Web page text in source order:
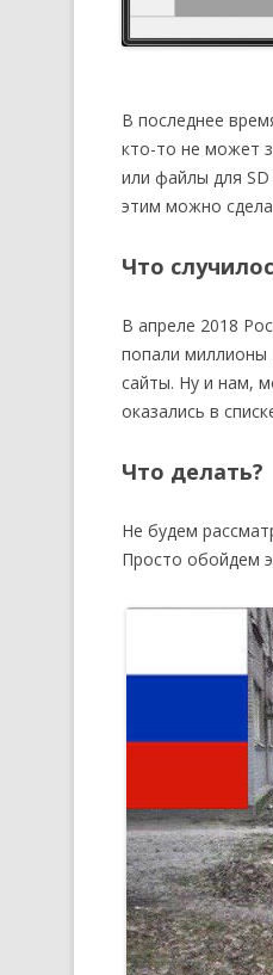
В последнее
кто-то не может
или файлы для
этим можно
Что
В апреле 2018
попали миллионы
сайты. Ну и нам,
оказались в
Что делать?
Не будем
Просто обойдем